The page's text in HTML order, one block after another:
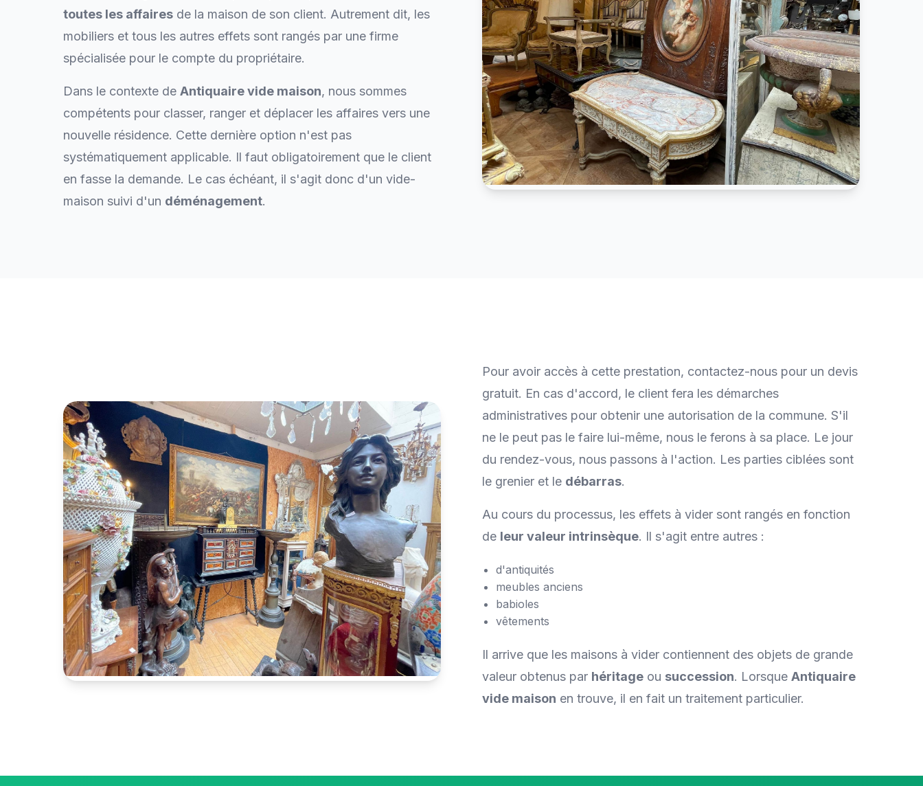
toutes les affaires de la maison de son client. Autrement dit, les
mobiliers et tous les autres effets sont rangés par une firme
spécialisée pour le compte du propriétaire.
Dans le contexte de Antiquaire vide maison, nous sommes
compétents pour classer, ranger et déplacer les affaires vers une
nouvelle résidence. Cette dernière option n'est pas
systématiquement applicable. Il faut obligatoirement que le client
en fasse la demande. Le cas échéant, il s'agit donc d'un vide-
maison suivi d'un déménagement.
Pour avoir accès à cette prestation, contactez-nous pour un devis
gratuit. En cas d'accord, le client fera les démarches
administratives pour obtenir une autorisation de la commune. S'il
ne le peut pas le faire lui-même, nous le ferons à sa place. Le jour
du rendez-vous, nous passons à l'action. Les parties ciblées sont
le grenier et le débarras.
Au cours du processus, les effets à vider sont rangés en fonction
de leur valeur intrinsèque. Il s'agit entre autres :
d'antiquités
meubles anciens
babioles
vêtements
Il arrive que les maisons à vider contiennent des objets de grande
valeur obtenus par héritage ou succession. Lorsque Antiquaire
vide maison en trouve, il en fait un traitement particulier.